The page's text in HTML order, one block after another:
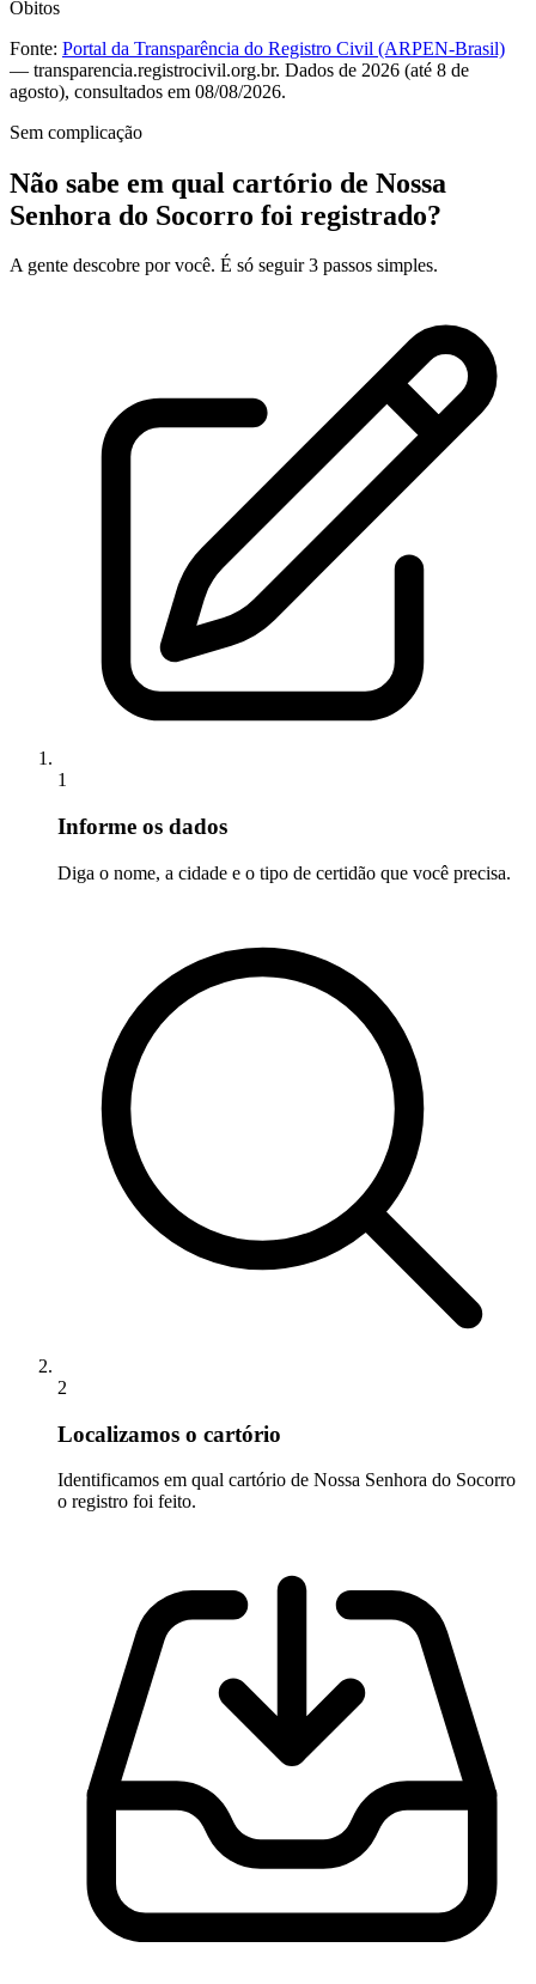
Óbitos
Fonte: Portal da Transparência do Registro Civil (ARPEN-Brasil)
— transparencia.registrocivil.org.br. Dados de 2026 (até 8 de
agosto), consultados em 08/08/2026.
Sem complicação
Não sabe em qual cartório de Nossa
Senhora do Socorro foi registrado?
A gente descobre por você. É só seguir 3 passos simples.
1
Informe os dados
Diga o nome, a cidade e o tipo de certidão que você precisa.
2
Localizamos o cartório
Identificamos em qual cartório de Nossa Senhora do Socorro
o registro foi feito.